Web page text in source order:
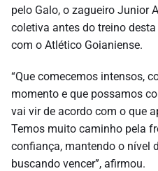
pelo Galo, o zagueiro Junior
coletiva antes do treino
com o Atlético Goianiense.
“Que comecemos intensos,
momento e que possamos
vai vir de acordo com o que
Temos muito caminho pela
confiança, mantendo o nível
buscando vencer”, afirmou.